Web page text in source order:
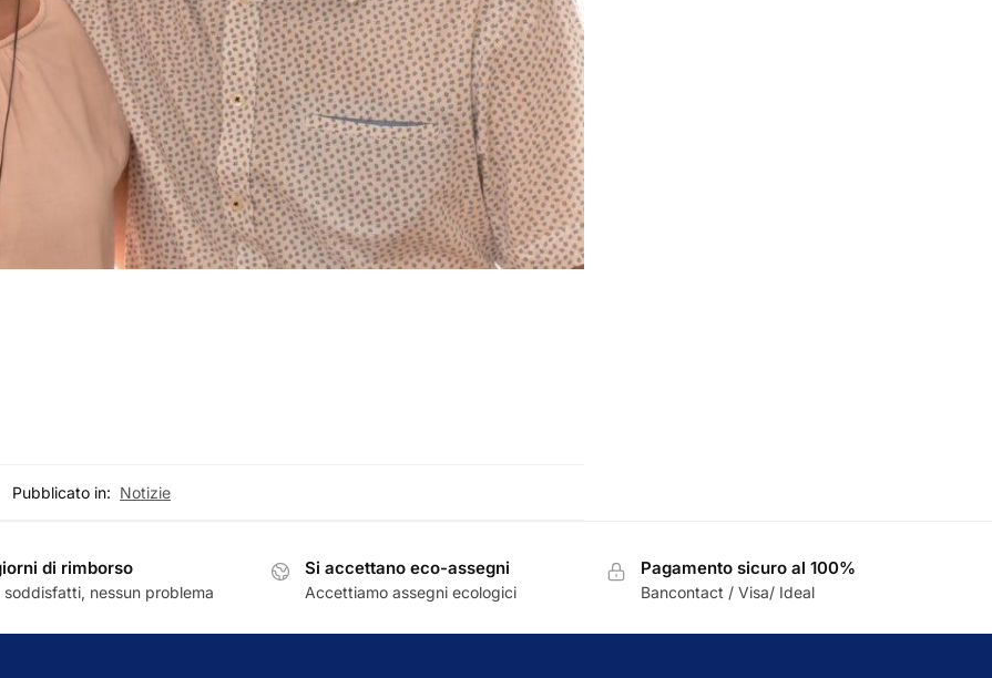
Pubblicato in: Notizie
di rimborso
soddisfatti, nessun problema
Si accettano eco-assegni
Accettiamo assegni ecologici
Pagamento sicuro al 100%
Bancontact / Visa/ Ideal